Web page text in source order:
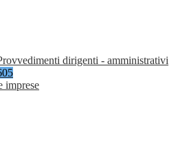
dirigenti - amministrativi
imprese